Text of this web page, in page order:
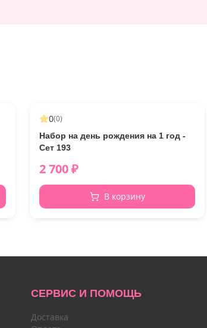
0(0)
Набор на день рождения на 1 год -
Сет 193
2 700₽
В корзину
СЕРВИС И ПОМОЩЬ
Доставка